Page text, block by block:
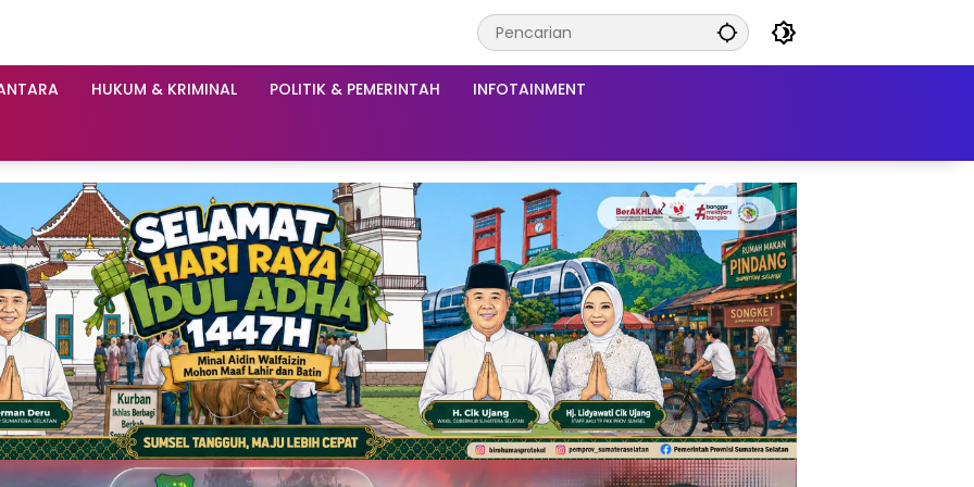
HUKUM & KRIMINAL POLITIK & PEMERINTAH INFOTAINMENT